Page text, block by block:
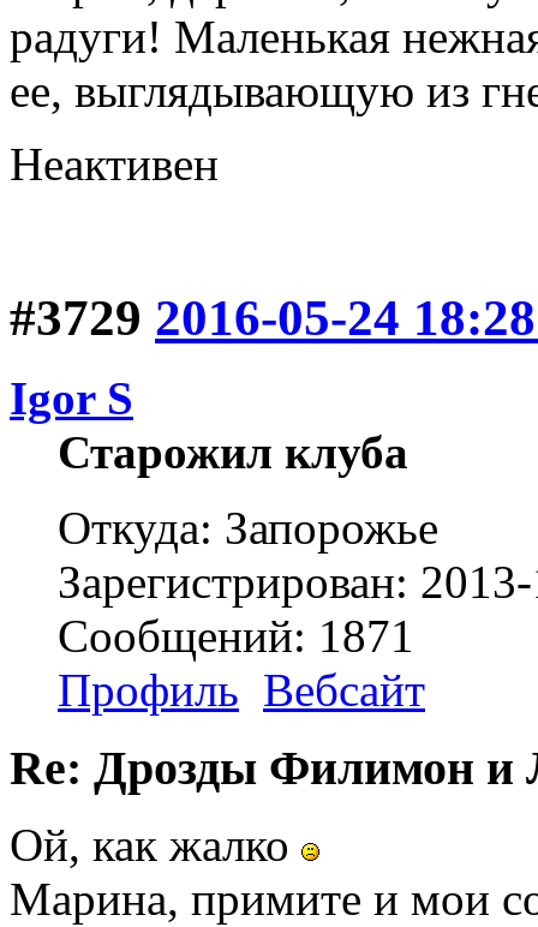
радуги! Маленькая
ее, выглядывающую из
Неактивен
#3729 2016-05-24
Igor S
Старожил клуба
Откуда: Запорожье
Зарегистрирован:
Сообщений: 1871
Профиль Вебсайт
Re: Дрозды Филимон и
Ой, как жалко
Марина, примите и мои